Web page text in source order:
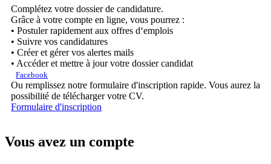
Complétez votre dossier de candidature.
Grâce à votre compte en ligne, vous pourrez :
• Postuler rapidement aux offres d‘emplois
• Suivre vos candidatures
• Créer et gérer vos alertes mails
• Accéder et mettre à jour votre dossier candidat
Facebook
Ou remplissez notre formulaire d'inscription rapide. Vous aurez la
possibilité de télécharger votre CV.
Formulaire d'inscription
Vous avez un compte